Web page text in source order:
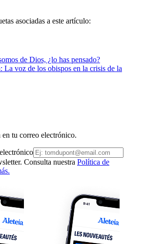
asociadas a este artículo:
de Dios, ¿lo has pensado?
La voz de los obispos en la crisis de la
tu correo electrónico.
Consulta nuestra Política de